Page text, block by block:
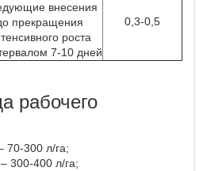
0,3-0,5
внесения
прекращения
роста
7-10 дней
рабочего
70-300 л/га;
300-400 л/га;